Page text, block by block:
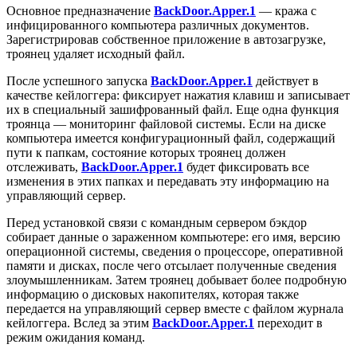
Основное предназначение BackDoor.Apper.1 — кража с
инфицированного компьютера различных документов.
Зарегистрировав собственное приложение в автозагрузке,
троянец удаляет исходный файл.
После успешного запуска BackDoor.Apper.1 действует в
качестве кейлоггера: фиксирует нажатия клавиш и записывает
их в специальный зашифрованный файл. Еще одна функция
троянца — мониторинг файловой системы. Если на диске
компьютера имеется конфигурационный файл, содержащий
пути к папкам, состояние которых троянец должен
отслеживать, BackDoor.Apper.1 будет фиксировать все
изменения в этих папках и передавать эту информацию на
управляющий сервер.
Перед установкой связи с командным сервером бэкдор
собирает данные о зараженном компьютере: его имя, версию
операционной системы, сведения о процессоре, оперативной
памяти и дисках, после чего отсылает полученные сведения
злоумышленникам. Затем троянец добывает более подробную
информацию о дисковых накопителях, которая также
передается на управляющий сервер вместе с файлом журнала
кейлоггера. Вслед за этим BackDoor.Apper.1 переходит в
режим ожидания команд.